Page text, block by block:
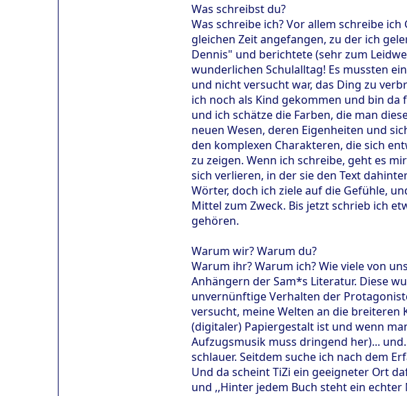
Was schreibst du?
Was schreibe ich? Vor allem schreibe
gleichen Zeit angefangen, zu der ich
Dennis" und berichtete (sehr zum
wunderlichen Schulalltag! Es mussten
und nicht versucht war, das Ding zu
ich noch als Kind gekommen und bin
und ich schätze die Farben, die man
neuen Wesen, deren Eigenheiten und
den komplexen Charakteren, die sich
zu zeigen. Wenn ich schreibe, geht es
sich verlieren, in der sie den Text
Wörter, doch ich ziele auf die Gefühle,
Mittel zum Zweck. Bis jetzt schrieb ich
gehören.
Warum wir? Warum du?
Warum ihr? Warum ich? Wie viele von
Anhängern der Sam*s Literatur. Diese
unvernünftige Verhalten der
versucht, meine Welten an die breiteren
(digitaler) Papiergestalt ist und wenn
Aufzugsmusik muss dringend her)...
schlauer. Seitdem suche ich nach dem
Und da scheint TiZi ein geeigneter Ort
und ,,Hinter jedem Buch steht ein